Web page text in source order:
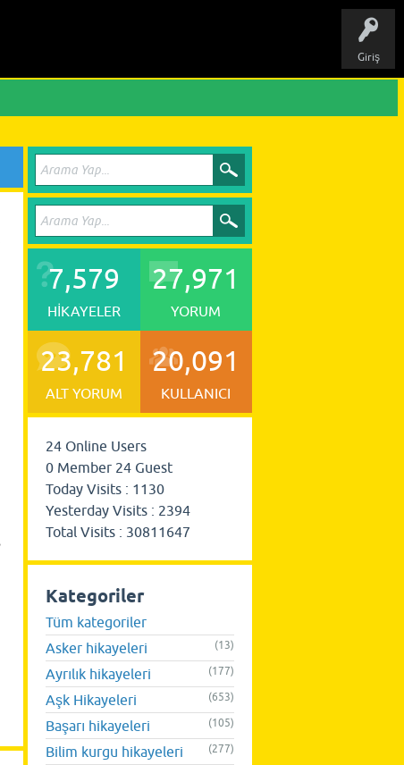
Giriş
7,579
HIKAYELER
27,971
YORUM
23,781
ALT YORUM
20,091
KULLANICI
24 Online Users
0 Member 24 Guest
Today Visits : 1130
Yesterday Visits : 2394
Total Visits : 30811647
Kategoriler
Tüm kategoriler
Asker hikayeleri
(13)
Ayrılık hikayeleri (177)
Aşk Hikayeleri (653)
Başarı hikayeleri (105)
Bilim kurgu hikayeleri (277)